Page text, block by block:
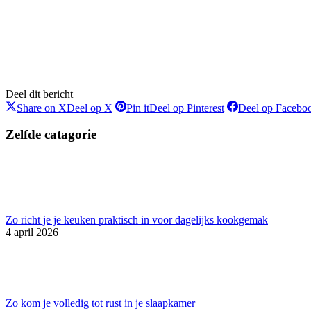
Deel dit bericht
Share on XDeel op X Pin itDeel op Pinterest Deel op
Zelfde catagorie
Zo richt je je keuken praktisch in voor dagelijks kookgemak
4 april 2026
Zo kom je volledig tot rust in je slaapkamer